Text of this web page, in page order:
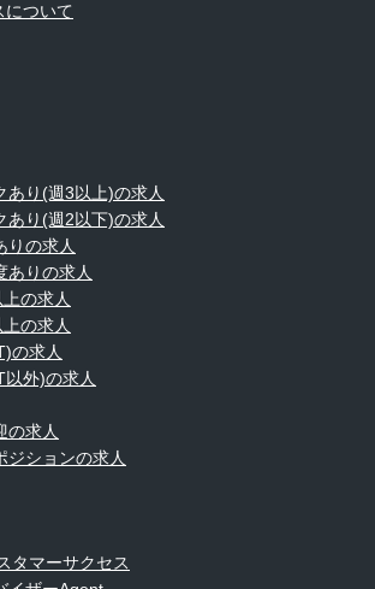
について
あり(週3以上)の求人
あり(週2以下)の求人
りの求人
ありの求人
の求人
の求人
の求人
外)の求人
の求人
ジションの求人
タマーサクセス